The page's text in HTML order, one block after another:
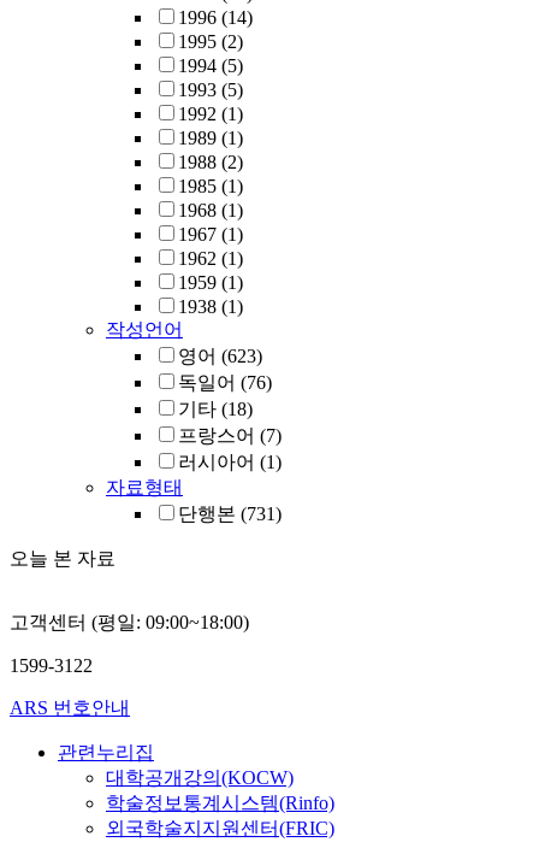
1996 (14)
1995 (2)
1994 (5)
1993 (5)
1992 (1)
1989 (1)
1988 (2)
1985 (1)
1968 (1)
1967 (1)
1962 (1)
1959 (1)
1938 (1)
작성언어
영어 (623)
독일어 (76)
기타 (18)
프랑스어 (7)
러시아어 (1)
자료형태
단행본 (731)
오늘 본 자료
고객센터 (평일: 09:00~18:00)
1599-3122
ARS 번호안내
관련누리집
대학공개강의(KOCW)
학술정보통계시스템(Rinfo)
외국학술지지원센터(FRIC)